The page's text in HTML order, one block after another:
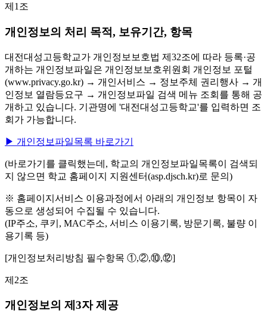
제1조
개인정보의 처리 목적, 보유기간, 항목
대전대성고등학교가 개인정보보호법 제32조에 따라 등록·공
개하는 개인정보파일은 개인정보보호위원회 개인정보 포털
(www.privacy.go.kr) → 개인서비스 → 정보주체 권리행사 → 개
인정보 열람등요구 → 개인정보파일 검색 메뉴 조회를 통해 공
개하고 있습니다. 기관명에 '대전대성고등학교'를 입력하면 조
회가 가능합니다.
▶ 개인정보파일목록 바로가기
(바로가기를 클릭했는데, 학교의 개인정보파일목록이 검색되
지 않으면 학교 홈페이지 지원센터(asp.djsch.kr)로 문의)
※ 홈페이지서비스 이용과정에서 아래의 개인정보 항목이 자
동으로 생성되어 수집될 수 있습니다.
(IP주소, 쿠키, MAC주소, 서비스 이용기록, 방문기록, 불량 이
용기록 등)
[개인정보처리방침 필수항목 ①,②,⑩,⑫]
제2조
개인정보의 제3자 제공